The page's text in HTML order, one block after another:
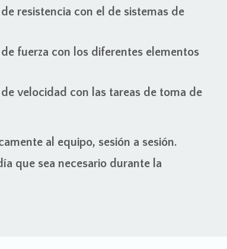
resistencia con el de sistemas de
fuerza con los diferentes elementos
velocidad con las tareas de toma de
al equipo, sesión a sesión.
que sea necesario durante la